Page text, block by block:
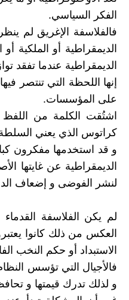
الفكر السياسي.
فالفلاسفة الإغريق لم
الديمقراطية أو الملكية
الديمقراطية عندما تفقد
إنها اللحظة التي تنتصر
على المؤسسات.
اشتُقت الكلمة من
كراتوس الذي يعني
و قد استخدمها مفكرون
الديمقراطية عن غايتها
لنشر الفوضى و إضعاف
لم يكن الفلاسفة
العكس من ذلك كانوا
الاستبداد أو حكم النخب
فالأجيال التي تؤسس
و لذلك تدرك قيمتها و